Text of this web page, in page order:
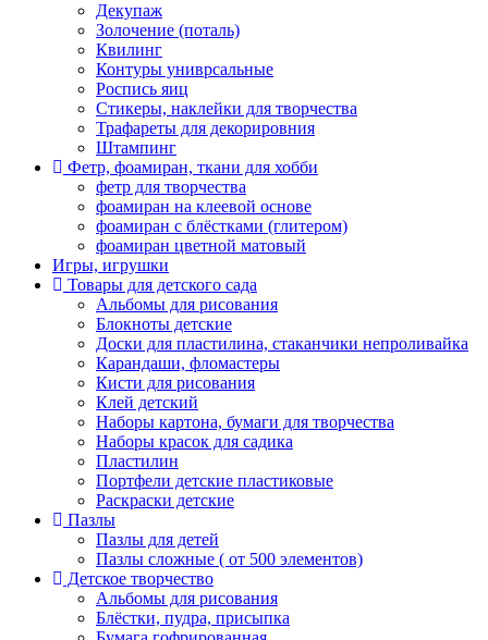
Декупаж
Золочение (поталь)
Квилинг
Контуры униврсальные
Роспись яиц
Стикеры, наклейки для творчества
Трафареты для декорировния
Штампинг
Фетр, фоамиран, ткани для хобби
фетр для творчества
фоамиран на клеевой основе
фоамиран с блёстками (глитером)
фоамиран цветной матовый
Игры, игрушки
Товары для детского сада
Альбомы для рисования
Блокноты детские
Доски для пластилина, стаканчики непроливайка
Карандаши, фломастеры
Кисти для рисования
Клей детский
Наборы картона, бумаги для творчества
Наборы красок для садика
Пластилин
Портфели детские пластиковые
Раскраски детские
Пазлы
Пазлы для детей
Пазлы сложные ( от 500 элементов)
Детское творчество
Альбомы для рисования
Блёстки, пудра, присыпка